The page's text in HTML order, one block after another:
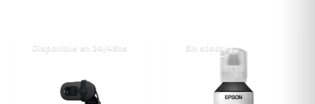
Disponible en 24/48hs Sin stock